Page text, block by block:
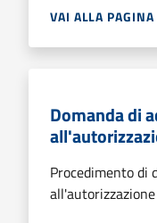
VAI ALLA PAGINA
Domanda di
Procedimento di